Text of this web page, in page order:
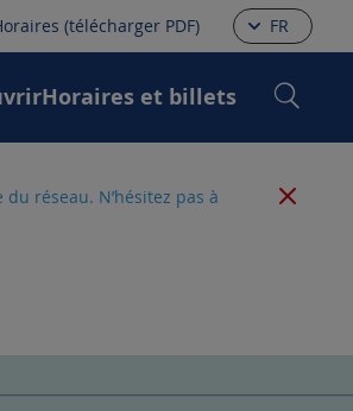
(télécharger PDF) FR
Horaires et billets
réseau. N’hésitez pas à